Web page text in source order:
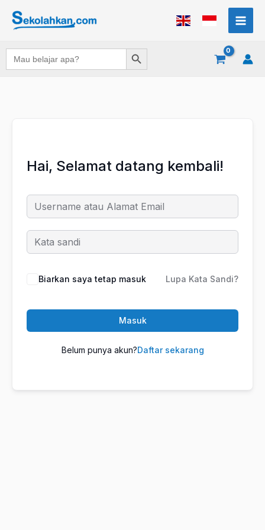
Search
for:
Search Button
Hai, Selamat datang kembali!
Biarkan saya tetap masuk Lupa Kata Sandi?
Masuk
Belum punya akun?Daftar sekarang